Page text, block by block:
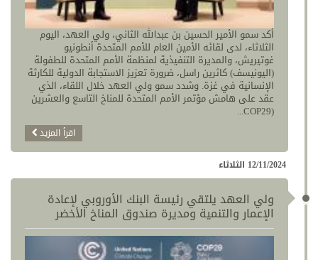
أكد سمو الأمير الحسين بن عبدالله الثاني، ولي العهد، اليوم
الثلاثاء، لدى لقائه الأمين العام للأمم المتحدة أنطونيو
غوتيريش، والمديرة التنفيذية لمنظمة الأمم المتحدة للطفولة
(اليونيسف) كاثرين راسل، ضرورة تعزيز الاستجابة الدولية للكارثة
الإنسانية في غزة. وشدد سمو ولي العهد خلال اللقاء، الذي
عقد على هامش مؤتمر الأمم المتحدة للمناخ التاسع والعشرين
(COP29...
اقرأ المزيد
12/11/2024 الثلاثاء
ولي العهد يلتقي رئيسة البنك الأوروبي لإعادة
الإعمار والتنمية ومديرة صندوق المناخ الأخضر